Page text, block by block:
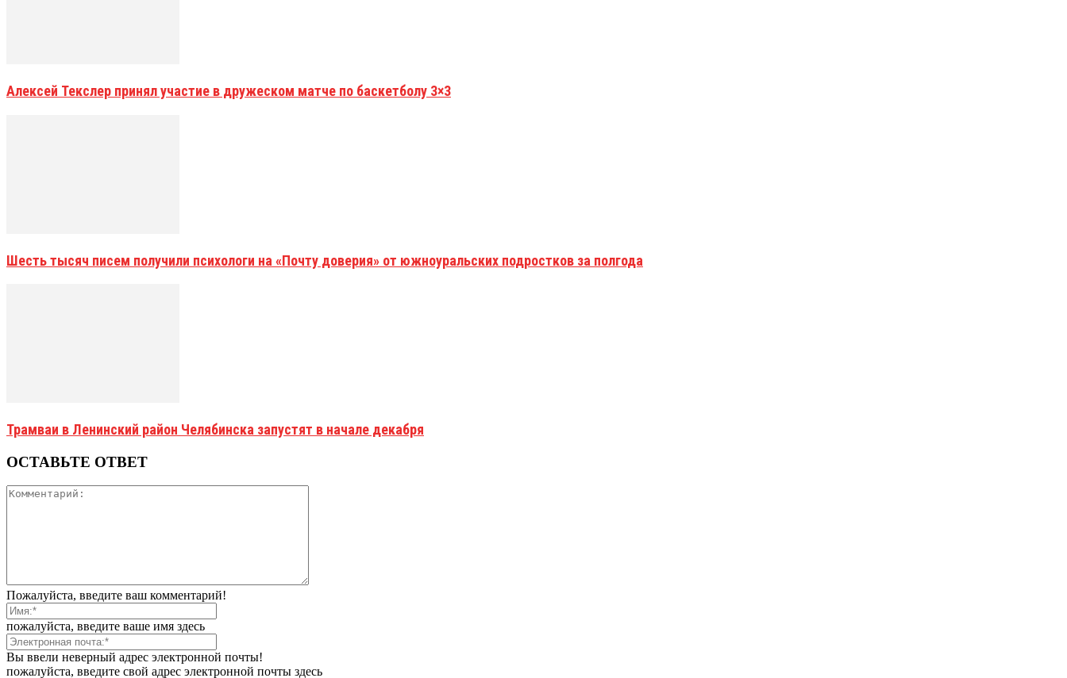
Алексей Текслер принял участие в дружеском матче по баскетболу 3×3
Шесть тысяч писем получили психологи на «Почту доверия» от южноуральских подростков за полгода
Трамваи в Ленинский район Челябинска запустят в начале декабря
ОСТАВЬТЕ ОТВЕТ
Пожалуйста, введите ваш комментарий!
пожалуйста, введите ваше имя здесь
Вы ввели неверный адрес электронной почты!
пожалуйста, введите свой адрес электронной почты здесь